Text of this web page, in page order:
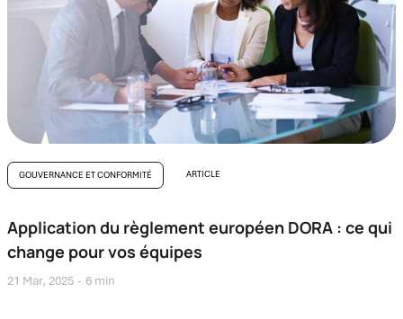
GOUVERNANCE ET CONFORMITÉ ARTICLE
Application du règlement européen DORA : ce qui
change pour vos équipes
21 Mar, 2025 6 min